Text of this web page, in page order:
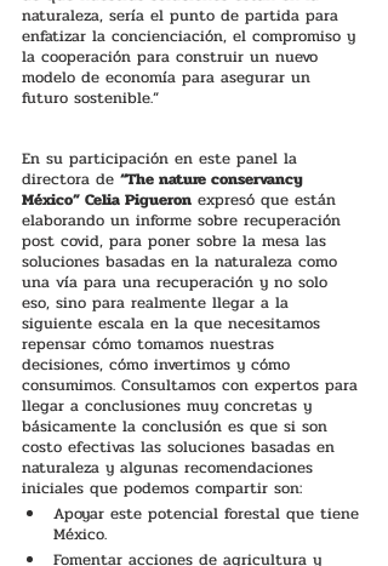
naturaleza, sería el punto de partida para
enfatizar la concienciación, el compromiso y
la cooperación para construir un nuevo
modelo de economía para asegurar un
futuro sostenible.”
En su participación en este panel la
directora de “The nature conservancy
México” Celia Pigueron expresó que están
elaborando un informe sobre recuperación
post covid, para poner sobre la mesa las
soluciones basadas en la naturaleza como
una vía para una recuperación y no solo
eso, sino para realmente llegar a la
siguiente escala en la que necesitamos
repensar cómo tomamos nuestras
decisiones, cómo invertimos y cómo
consumimos. Consultamos con expertos para
llegar a conclusiones muy concretas y
básicamente la conclusión es que si son
costo efectivas las soluciones basadas en
naturaleza y algunas recomendaciones
iniciales que podemos compartir son:
Apoyar este potencial forestal que tiene
México.
Fomentar acciones de agricultura y